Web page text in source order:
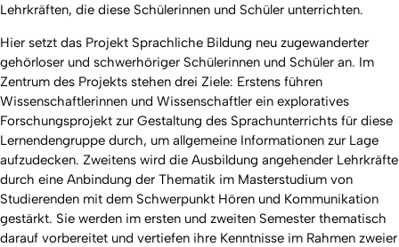
Lehrkräften, die diese Schülerinnen und Schüler unterrichten.
Hier setzt das Projekt Sprachliche Bildung neu zugewanderter
gehörloser und schwerhöriger Schülerinnen und Schüler an. Im
Zentrum des Projekts stehen drei Ziele: Erstens führen
Wissenschaftlerinnen und Wissenschaftler ein exploratives
Forschungsprojekt zur Gestaltung des Sprachunterrichts für diese
Lernendengruppe durch, um allgemeine Informationen zur Lage
aufzudecken. Zweitens wird die Ausbildung angehender Lehrkräfte
durch eine Anbindung der Thematik im Masterstudium von
Studierenden mit dem Schwerpunkt Hören und Kommunikation
gestärkt. Sie werden im ersten und zweiten Semester thematisch
darauf vorbereitet und vertiefen ihre Kenntnisse im Rahmen zweier